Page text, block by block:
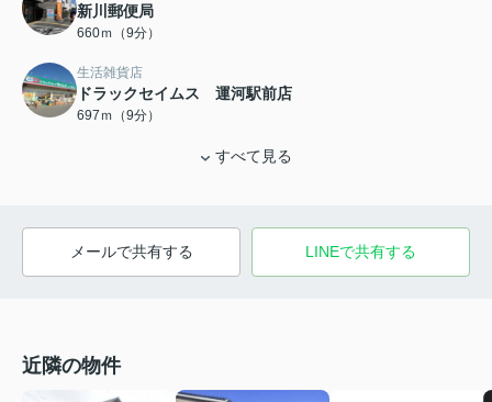
新川郵便局
660ｍ（9分）
生活雑貨店
ドラックセイムス 運河駅前店
697ｍ（9分）
すべて見る
メールで共有する LINEで共有する
近隣の物件